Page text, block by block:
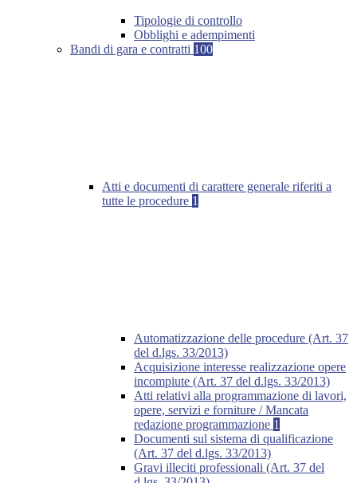
Tipologie di controllo
Obblighi e adempimenti
Bandi di gara e contratti 100
Atti e documenti di carattere generale riferiti a
tutte le procedure 1
Automatizzazione delle procedure (Art. 37
del d.lgs. 33/2013)
Acquisizione interesse realizzazione opere
incompiute (Art. 37 del d.lgs. 33/2013)
Atti relativi alla programmazione di lavori,
opere, servizi e forniture / Mancata
redazione programmazione 1
Documenti sul sistema di qualificazione
(Art. 37 del d.lgs. 33/2013)
Gravi illeciti professionali (Art. 37 del